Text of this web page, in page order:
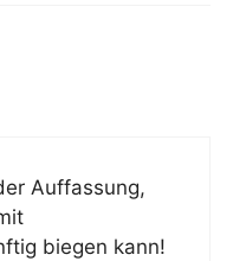
Auffassung,
biegen kann!